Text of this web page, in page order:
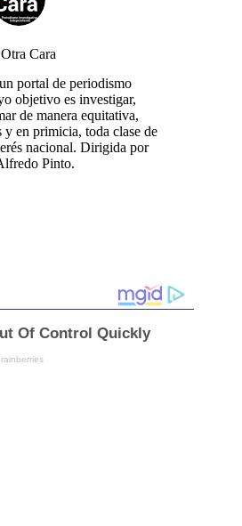
Cara
portal de periodismo
objetivo es investigar,
de manera equitativa,
y en primicia, toda clase de
nacional. Dirigida por
Pinto.